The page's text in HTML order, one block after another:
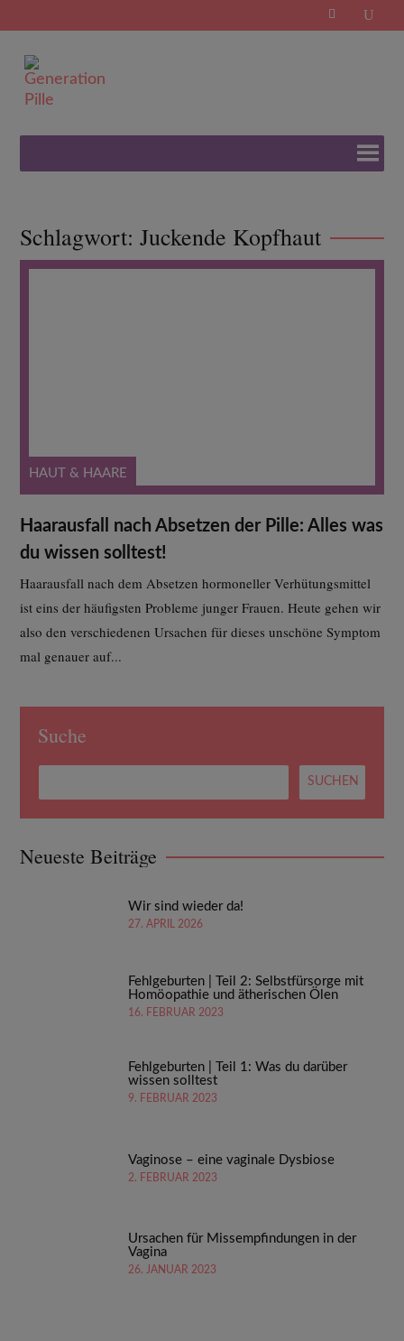
for:
Schlagwort:Juckende Kopfhaut
HAUT & HAARE
Haarausfall nach Absetzen der Pille: Alles was
du wissen solltest!
Haarausfall nach dem Absetzen hormoneller Verhütungsmittel
ist eins der häufigsten Probleme junger Frauen. Heute gehen wir
also den verschiedenen Ursachen für dieses unschöne Symptom
mal genauer auf...
Suche
Neueste Beiträge
Wir sind wieder da!
27. APRIL 2026
Fehlgeburten | Teil 2: Selbstfürsorge mit
Homöopathie und ätherischen Ölen
16. FEBRUAR 2023
Fehlgeburten | Teil 1: Was du darüber
wissen solltest
9. FEBRUAR 2023
Vaginose – eine vaginale Dysbiose
2. FEBRUAR 2023
Ursachen für Missempfindungen in der
Vagina
26. JANUAR 2023